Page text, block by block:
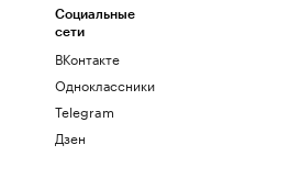
Социальные
сети
ВКонтакте
Одноклассники
Telegram
Дзен